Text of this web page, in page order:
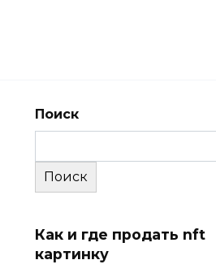
Поиск
Поиск
Как и где продать nft
картинку